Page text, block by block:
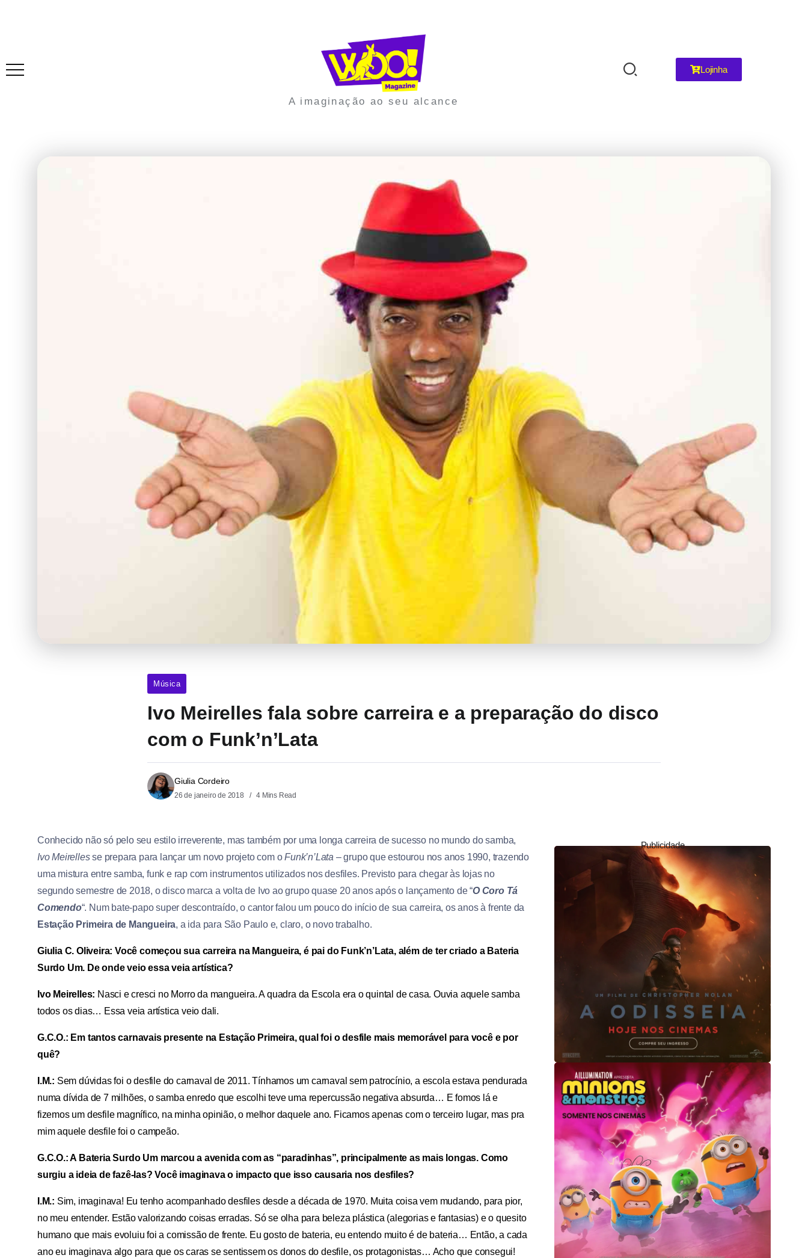
A imaginação ao seu alcance
Lojinha
Música
Ivo Meirelles fala sobre carreira e a preparação do disco
com o Funk’n’Lata
Giulia Cordeiro
26 de janeiro de 2018 4 Mins Read
Conhecido não só pelo seu estilo irreverente, mas também por uma longa carreira de sucesso no mundo do samba,
Ivo Meirellesse prepara para lançar um novo projeto com oFunk’n’Lata – grupo que estourou nos anos 1990, trazendo
uma mistura entre samba, funk e rap com instrumentos utilizados nos desfiles. Previsto para chegar às lojas no
segundo semestre de 2018, o disco marca a volta de Ivo ao grupo quase 20 anos após o lançamento de “O Coro Tá
Comendo“. Num bate-papo super descontraído, o cantor falou um pouco do início de sua carreira, os anos à frente da
Estação Primeira de Mangueira, a ida para São Paulo e, claro, o novo trabalho.
Giulia C. Oliveira: Você começou sua carreira na Mangueira, é pai do Funk’n’Lata, além de ter criado a Bateria
Surdo Um. De onde veio essa veia artística?
Ivo Meirelles: Nasci e cresci no Morro da mangueira. A quadra da Escola era o quintal de casa. Ouvia aquele samba
todos os dias… Essa veia artística veio dali.
G.C.O.: Em tantos carnavais presente na Estação Primeira, qual foi o desfile mais memorável para você e por
quê?
I.M.: Sem dúvidas foi o desfile do carnaval de 2011. Tínhamos um carnaval sem patrocínio, a escola estava pendurada
numa dívida de 7 milhões, o samba enredo que escolhi teve uma repercussão negativa absurda… E fomos lá e
fizemos um desfile magnífico, na minha opinião, o melhor daquele ano. Ficamos apenas com o terceiro lugar, mas pra
mim aquele desfile foi o campeão.
G.C.O.: A Bateria Surdo Um marcou a avenida com as “paradinhas”, principalmente as mais longas. Como
surgiu a ideia de fazê-las? Você imaginava o impacto que isso causaria nos desfiles?
I.M.: Sim, imaginava! Eu tenho acompanhado desfiles desde a década de 1970. Muita coisa vem mudando, para pior,
no meu entender. Estão valorizando coisas erradas. Só se olha para beleza plástica (alegorias e fantasias) e o quesito
humano que mais evoluiu foi a comissão de frente. Eu gosto de bateria, eu entendo muito é de bateria… Então, a cada
ano eu imaginava algo para que os caras se sentissem os donos do desfile, os protagonistas… Acho que consegui!
Publicidade